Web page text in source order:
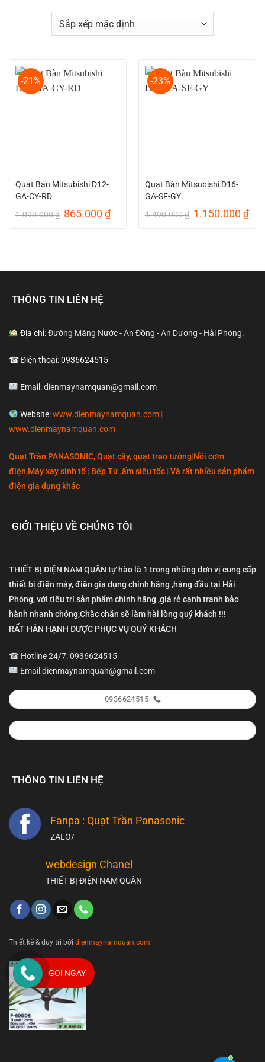
-21%
Quạt Bàn Mitsubishi D12-
GA-CY-RD
1.090.000₫ Giá
865.000₫Giá
-23%
Quạt Bàn Mitsubishi D16-
GA-SF-GY
1.490.000₫ Giá
1.150.000₫Giá
THÔNG TIN LIÊN HỆ
Địa chỉ:Đường Máng Nước - An Đồng - An Dương - Hải Phòng.
☎ Điện thoại: 0936624515
Email:dienmaynamquan@gmail.com
Website:www.dienmaynamquan.com |
www.dienmaynamquan.com
Quạt Trần PANASONIC, Quạt cây, quạt treo tường|Nồi cơm
điện,Máy xay sinh tố | Bếp Từ ,ấm siêu tốc | Và rất nhiều sản phẩm
điện gia dụng khác
GIỚI THIỆU VỀ CHÚNG TÔI
THIẾT BỊ ĐIỆN NAM QUÂN tự hào là 1 trong những đơn vị cung cấp
thiết bị điện máy, điện gia dụng chính hãng ,hàng đầu tại Hải
Phòng, với tiêu trí sản phẩm chính hãng ,giá rẻ cạnh tranh bảo
hành nhanh chóng,Chắc chắn sẽ làm hài lòng quý khách !!!
RẤT HÂN HẠNH ĐƯỢC PHỤC VỤ QUÝ KHÁCH
☎ Hotline 24/7: 0936624515
Email:dienmaynamquan@gmail.com
0936624515
THÔNG TIN LIÊN HỆ
Fanpa : Quạt Trần Panasonic
ZALO/
webdesign Chanel
THIẾT BỊ ĐIỆN NAM QUÂN
Thiết kế & duy trì bởi dienmaynamquan.com
GỌI NGAY